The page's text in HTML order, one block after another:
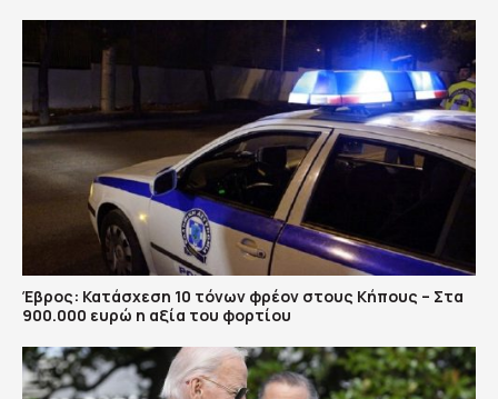
Έβρος: Κατάσχεση 10 τόνων φρέον στους Κήπους – Στα
900.000 ευρώ η αξία του φορτίου